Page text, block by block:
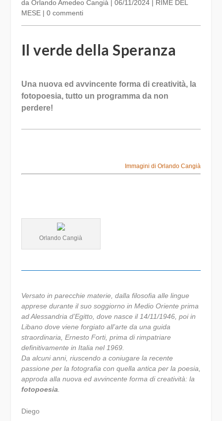
da Orlando Amedeo Cangià | 06/11/2024| RIME DEL
MESE| 0 commenti
Il verde della Speranza
Una nuova ed avvincente forma di creatività, la
fotopoesia, tutto un programma da non
perdere!
Immagini di Orlando Cangià
Orlando Cangià
Versato in parecchie materie, dalla filosofia alle lingue
apprese durante il suo soggiorno in Medio Oriente prima
ad Alessandria d’Egitto, dove nasce il 14/11/1946, poi in
Libano dove viene forgiato all’arte da una guida
straordinaria, Ernesto Forti, prima di rimpatriare
definitivamente in Italia nel 1969.
Da alcuni anni, riuscendo a coniugare la recente
passione per la fotografia con quella antica per la poesia,
approda alla nuova ed avvincente forma di creatività: la
fotopoesia.
Diego